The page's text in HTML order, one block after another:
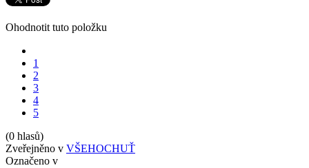
Ohodnotit tuto položku
1
2
3
4
5
(0 hlasů)
Zveřejněno v VŠEHOCHUŤ
Označeno v